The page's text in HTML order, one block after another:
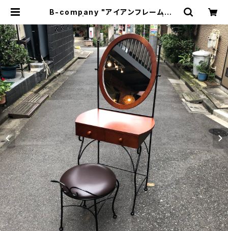
B-company "アイアンフレームドレ
宿区神楽坂のリサイクルショップ・古
着